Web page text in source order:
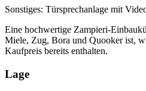
Sonstiges: Türsprechanlage mit
Eine hochwertige Zampieri-
Miele, Zug, Bora und Quooker ist,
Kaufpreis bereits enthalten.
Lage